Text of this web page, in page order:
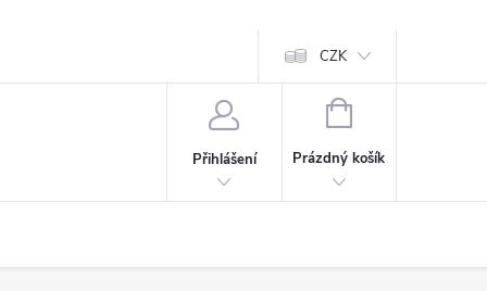
CZK
Přihlášení
NÁKUPNÍ
Prázdný košík